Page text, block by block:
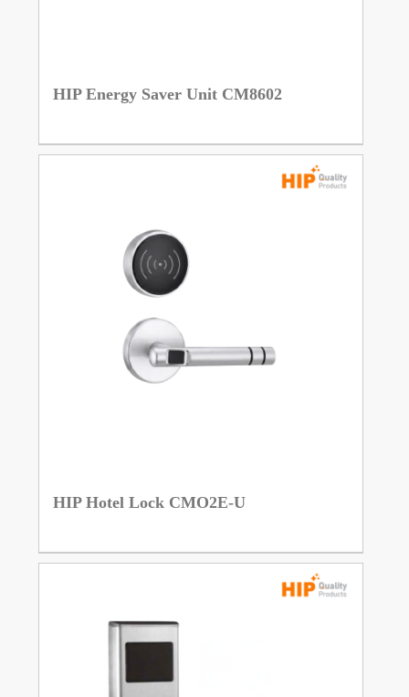
HIP Energy Saver Unit CM8602
HIP Hotel Lock CMO2E-U